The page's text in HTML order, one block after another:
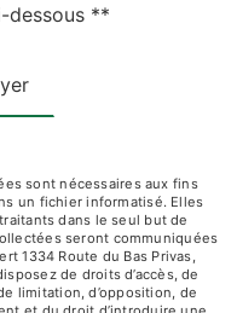
dessous **
sont nécessaires aux fins
un fichier informatisé. Elles
dans le seul but de
seront communiquées
1334 Route du Bas Privas,
de droits d’accès, de
limitation, d’opposition, de